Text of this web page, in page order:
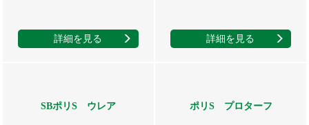
詳細を見る 詳細を見る
SBポリS ウレア ポリS プロターフ